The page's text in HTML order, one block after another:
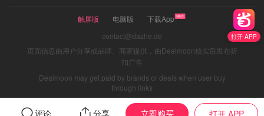
打开 APP
评论 分享 立即购买 打开 APP
触屏版 电脑版
下载App
contact@dazhe.de
页面信息由用户分享或品牌、商家提供，由Dealmoon核实后发布折
扣广告
Dealmoon may get paid by brands or deals when user buy
through links